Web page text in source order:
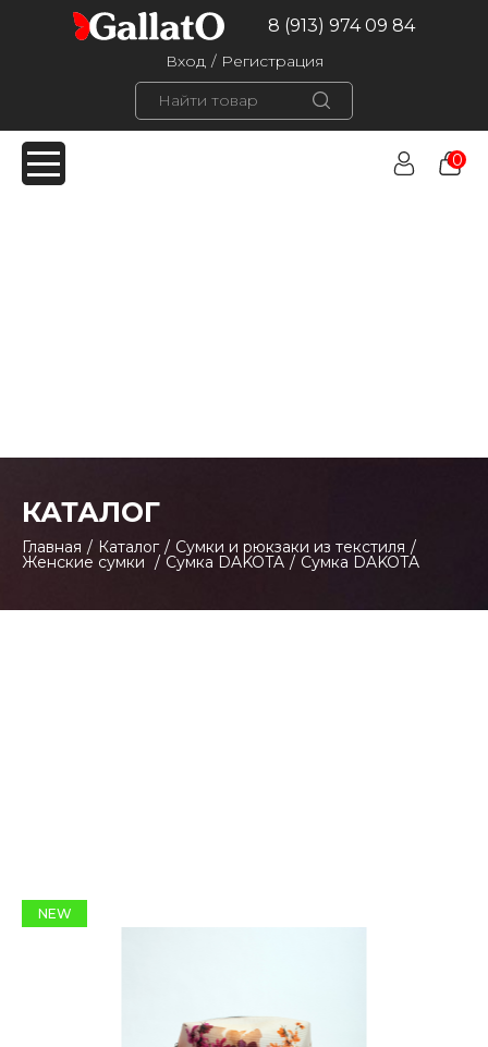
8 (913) 974 09 84
Вход / Регистрация
0
КАТАЛОГ
Главная / Каталог / Сумки и рюкзаки из текстиля /
Женские сумки / Сумка DAKOTA / Сумка DAKOTA
NEW